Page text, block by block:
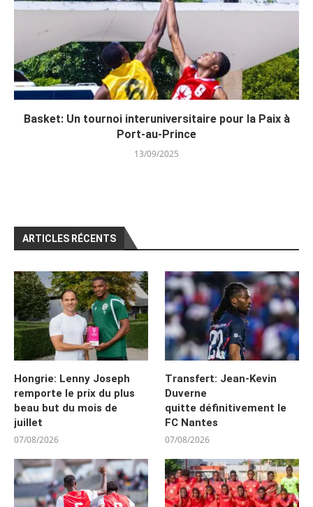
Basket: Un tournoi interuniversitaire pour la Paix à
Port-au-Prince
13/09/2025
ARTICLES RÉCENTS
Hongrie: Lenny Joseph
remporte le prix du plus
beau but du mois de
juillet
07/08/2026
Transfert: Jean-Kevin
Duverne
quitte définitivement le
FC Nantes
07/08/2026